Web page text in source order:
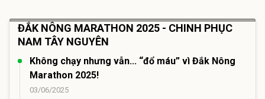
ĐẮK NÔNG MARATHON 2025 - CHINH PHỤC
NAM TÂY NGUYÊN
Không chạy nhưng vẫn... “đổ máu” vì Đắk Nông
Marathon 2025!
03/06/2025